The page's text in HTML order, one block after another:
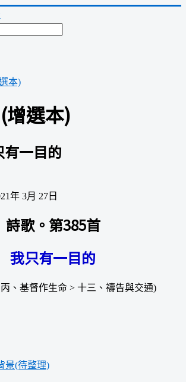
本)
增選本)
一目的
年 3月 27日
詩歌。第385首
我只有一目的
、基督作生命 > 十三、禱告與交通)
景(待整理)